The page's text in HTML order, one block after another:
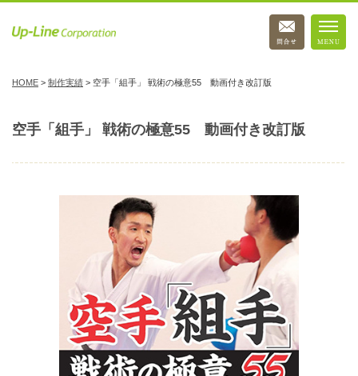
HOME > 制作実績 > 空手「組手」 戦術の極意55 動画付き改訂版
空手「組手」 戦術の極意55 動画付き改訂版